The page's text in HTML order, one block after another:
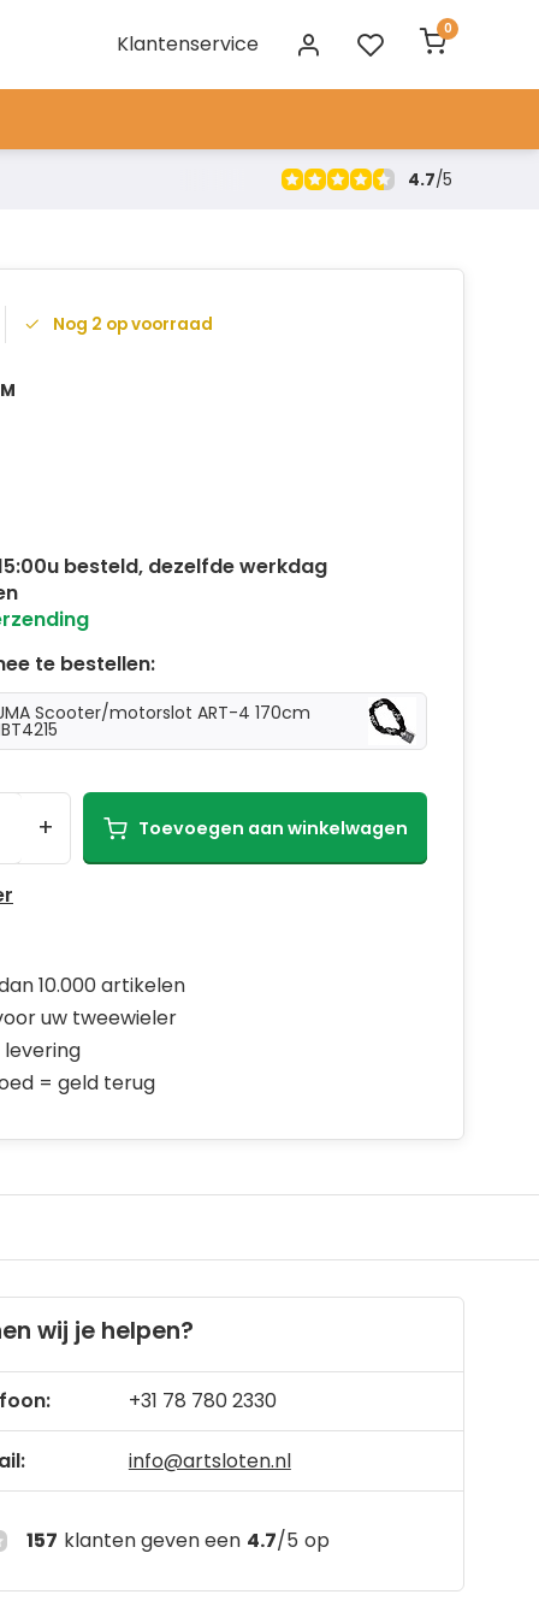
Klantenservice
0
4.7/5
Nog 2 op voorraad
besteld, dezelfde werkdag
te bestellen:
Scooter/motorslot ART-4 170cm
+ Toevoegen aan winkelwagen
10.000 artikelen
uw tweewieler
levering
= geld terug
wij je helpen?
+31 78 780 2330
info@artsloten.nl
157 klanten geven een 4.7/5 op